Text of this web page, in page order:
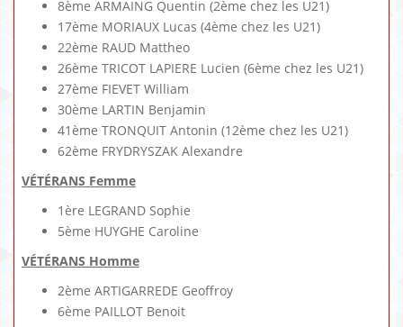
8ème ARMAING Quentin (2ème chez les U21)
17ème MORIAUX Lucas (4ème chez les U21)
22ème RAUD Mattheo
26ème TRICOT LAPIERE Lucien (6ème chez les U21)
27ème FIEVET William
30ème LARTIN Benjamin
41ème TRONQUIT Antonin (12ème chez les U21)
62ème FRYDRYSZAK Alexandre
VÉTÉRANS Femme
1ère LEGRAND Sophie
5ème HUYGHE Caroline
VÉTÉRANS Homme
2ème ARTIGARREDE Geoffroy
6ème PAILLOT Benoit